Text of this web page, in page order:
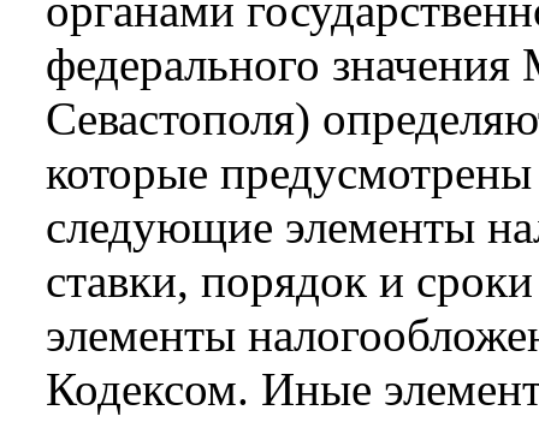
федерального
Севастополя)
которые
следующие элементы
ставки, порядок и
элементы
Кодексом. Иные